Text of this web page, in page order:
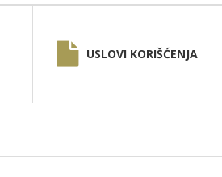
USLOVI KORIŠĆENJA